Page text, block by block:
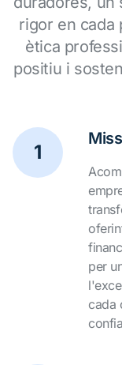
rigor en cada
ètica
positiu i
1
per
cada